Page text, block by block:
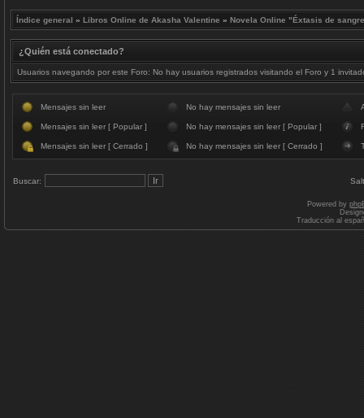
Índice general » Libros Online de Akasha Valentine » Novela Online "Éxtasis de
¿Quién está conectado?
Usuarios navegando por este Foro: No hay usuarios registrados visitando el Foro y 1
Mensajes sin leer No hay mensajes sin leer
Mensajes sin leer [ Popular ] No hay mensajes sin leer [ Popular ]
Mensajes sin leer [ Cerrado ] No hay mensajes sin leer [ Cerrado ]
Buscar:
Powered by
Traducción al